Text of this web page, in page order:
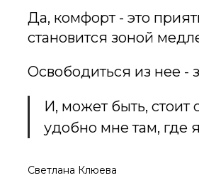
Да, комфорт - это
становится зоной
Освободиться из нее -
И, может быть,
удобно мне там, где
Светлана Клюева